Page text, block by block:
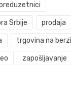
Srbije prodaja
trgovina na berzi
zapošljavanje